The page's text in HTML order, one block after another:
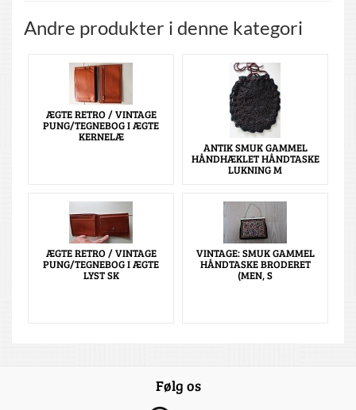
Andre produkter i denne kategori
ÆGTE RETRO / VINTAGE
PUNG/TEGNEBOG I ÆGTE
KERNELÆ
ANTIK SMUK GAMMEL
HÅNDHÆKLET HÅNDTASKE
LUKNING M
ÆGTE RETRO / VINTAGE
PUNG/TEGNEBOG I ÆGTE
LYST SK
VINTAGE: SMUK GAMMEL
HÅNDTASKE BRODERET
(MEN, S
Følg os